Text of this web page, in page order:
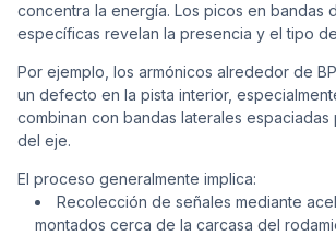
concentra la energía. Los picos en bandas
específicas revelan la presencia y el tipo
Por ejemplo, los armónicos alrededor de
un defecto en la pista interior,
combinan con bandas laterales
del eje.
El proceso generalmente implica:
Recolección de señales mediante
montados cerca de la carcasa del